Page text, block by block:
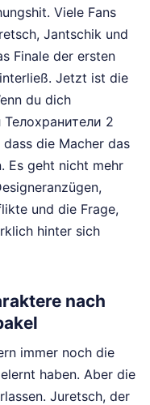
Viele Fans
Jantschik und
Finale der ersten
Jetzt ist die
du dich
2
die Macher das
Es geht nicht mehr
und die Frage,
hinter sich
nach
immer noch die
haben. Aber die
Juretsch, der